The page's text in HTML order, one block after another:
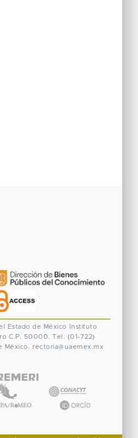
Estado de México
Instituto
C.P. 50000. Tel. (01-722)
México. rectoria@uaemex.mx